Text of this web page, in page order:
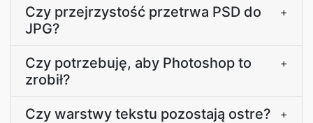
Czy przejrzystość przetrwa PSD do
JPG?
+
Czy potrzebuję, aby Photoshop to
zrobił?
+
Czy warstwy tekstu pozostają ostre? +